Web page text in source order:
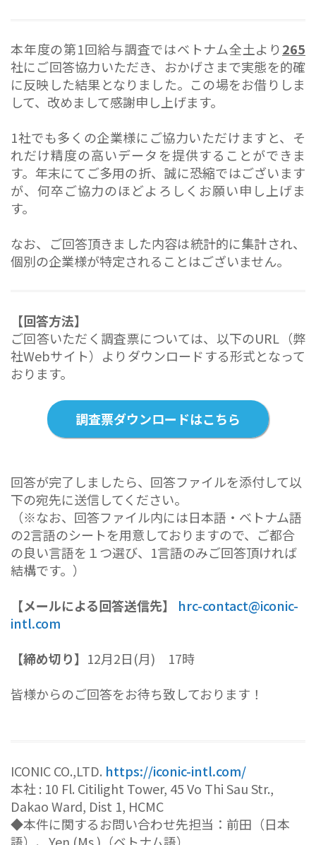
本年度の第1回給与調査ではベトナム全土より265
社にご回答協力いただき、おかげさまで実態を的確
に反映した結果となりました。この場をお借りしま
して、改めまして感謝申し上げます。
1社でも多くの企業様にご協力いただけますと、そ
れだけ精度の高いデータを提供することができま
す。年末にてご多用の折、誠に恐縮ではございます
が、何卒ご協力のほどよろしくお願い申し上げま
す。
なお、ご回答頂きました内容は統計的に集計され、
個別の企業様が特定されることはございません。
【回答方法】
ご回答いただく調査票については、以下のURL（弊
社Webサイト）よりダウンロードする形式となって
おります。
調査票ダウンロードはこちら
回答が完了しましたら、回答ファイルを添付して以
下の宛先に送信してください。
（※なお、回答ファイル内には日本語・ベトナム語
の2言語のシートを用意しておりますので、ご都合
の良い言語を１つ選び、1言語のみご回答頂ければ
結構です。）
【メールによる回答送信先】
hrc-contact@iconic-
intl.com
【締め切り】 12月2日(月) 17時
皆様からのご回答をお待ち致しております！
ICONIC CO.,LTD. https://iconic-intl.com/
本社 : 10 Fl. Citilight Tower, 45 Vo Thi Sau Str.,
Dakao Ward, Dist 1, HCMC
◆本件に関するお問い合わせ先担当：前田（日本